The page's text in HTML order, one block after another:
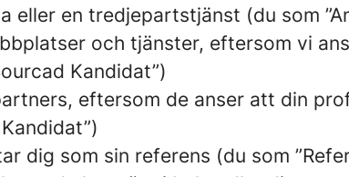
en tredjepartstjänst (du som
och tjänster, eftersom vi
Kandidat”)
eftersom de anser att din
dig som sin referens (du som